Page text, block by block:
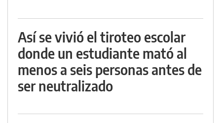
Así se vivió el tiroteo escolar
donde un estudiante mató al
menos a seis personas antes de
ser neutralizado